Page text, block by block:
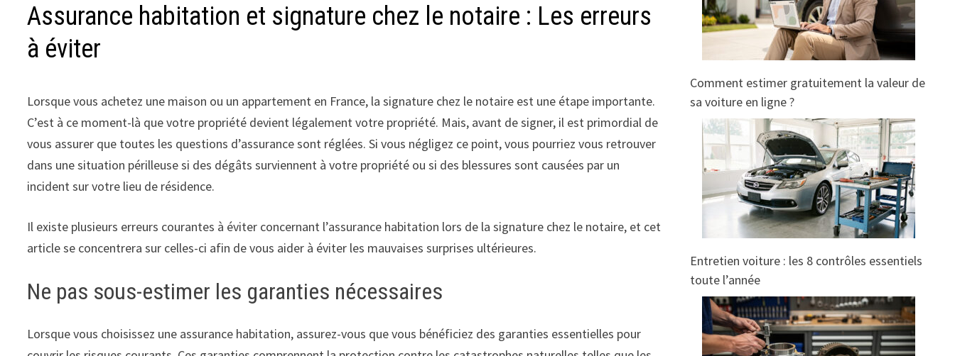
Assurance habitation et signature chez le notaire : Les erreurs
à éviter
Lorsque vous achetez une maison ou un appartement en France, la signature chez le notaire est une étape importante.
C’est à ce moment-là que votre propriété devient légalement votre propriété. Mais, avant de signer, il est primordial de
vous assurer que toutes les questions d’assurance sont réglées. Si vous négligez ce point, vous pourriez vous retrouver
dans une situation périlleuse si des dégâts surviennent à votre propriété ou si des blessures sont causées par un
incident sur votre lieu de résidence.
Il existe plusieurs erreurs courantes à éviter concernant l’assurance habitation lors de la signature chez le notaire, et cet
article se concentrera sur celles-ci afin de vous aider à éviter les mauvaises surprises ultérieures.
Ne pas sous-estimer les garanties nécessaires
Lorsque vous choisissez une assurance habitation, assurez-vous que vous bénéficiez des garanties essentielles pour
Comment estimer gratuitement la valeur de
sa voiture en ligne ?
Entretien voiture : les 8 contrôles essentiels
toute l’année